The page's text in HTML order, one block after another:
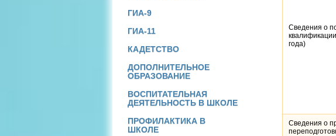
ГИА-9
ГИА-11
КАДЕТСТВО
ДОПОЛНИТЕЛЬНОЕ
ОБРАЗОВАНИЕ
ВОСПИТАТЕЛЬНАЯ
ДЕЯТЕЛЬНОСТЬ В ШКОЛЕ
ПРОФИЛАКТИКА В
ШКОЛЕ
Сведения о
года)
Сведения о